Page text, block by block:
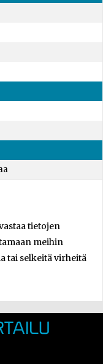
tietojen
meihin
tai selkeitä virheitä